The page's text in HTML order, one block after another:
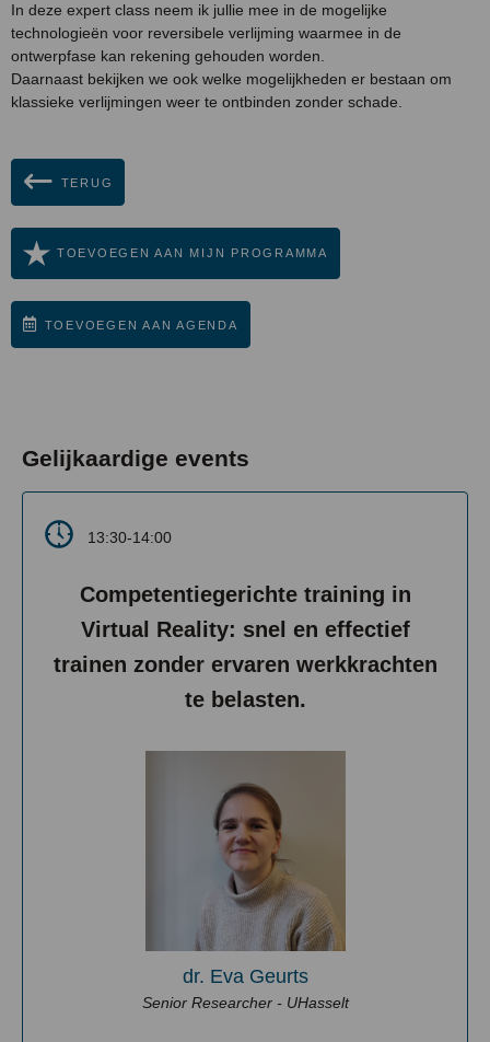
In deze expert class neem ik jullie mee in de mogelijke
technologieën voor reversibele verlijming waarmee in de
ontwerpfase kan rekening gehouden worden.
Daarnaast bekijken we ook welke mogelijkheden er bestaan om
klassieke verlijmingen weer te ontbinden zonder schade.
TERUG
TOEVOEGEN AAN MIJN PROGRAMMA
TOEVOEGEN AAN AGENDA
Gelijkaardige events
13:30-14:00
Competentiegerichte training in
Virtual Reality: snel en effectief
trainen zonder ervaren werkkrachten
te belasten.
dr. Eva Geurts
Senior Researcher - UHasselt